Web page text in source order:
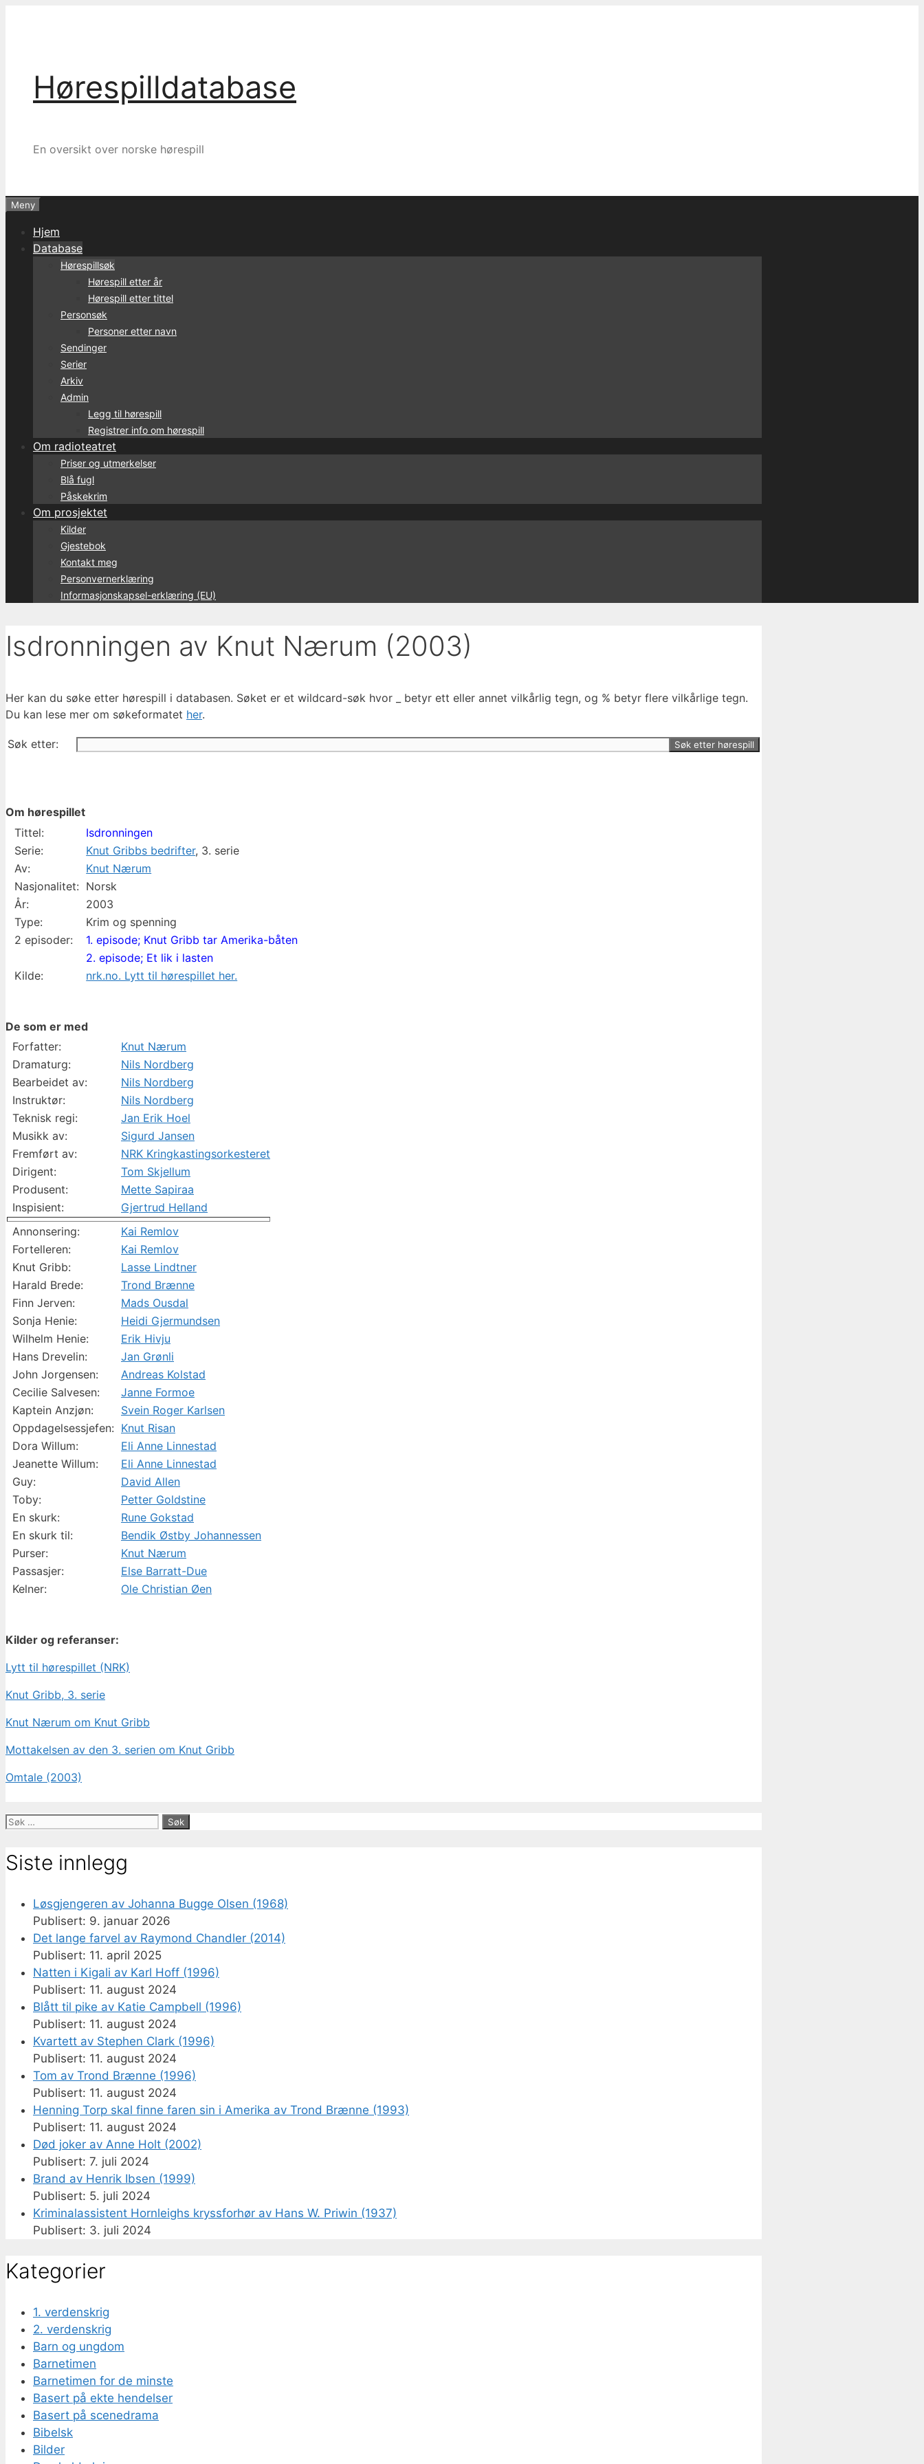
Hørespilldatabase
En oversikt over norske hørespill
Meny
Hjem
Database
Hørespillsøk
Hørespill etter år
Hørespill etter tittel
Personsøk
Personer etter navn
Sendinger
Serier
Arkiv
Admin
Legg til hørespill
Registrer info om hørespill
Om radioteatret
Priser og utmerkelser
Blå fugl
Påskekrim
Om prosjektet
Kilder
Gjestebok
Kontakt meg
Personvernerklæring
Informasjonskapsel-erklæring (EU)
Isdronningen av Knut Nærum (2003)
Her kan du søke etter hørespill i databasen. Søket er et wildcard-søk hvor _ betyr ett eller annet vilkårlig tegn, og % betyr flere vilkårlige tegn.
Du kan lese mer om søkeformatet her.
Søk etter:
Om hørespillet
Tittel:
Isdronningen
Serie:
Knut Gribbs bedrifter, 3. serie
Av:
Knut Nærum
Nasjonalitet: Norsk
År:
2003
Type:
Krim og spenning
2 episoder:
1. episode; Knut Gribb tar Amerika-båten
2. episode; Et lik i lasten
Kilde:
nrk.no. Lytt til hørespillet her.
De som er med
Forfatter:
Knut Nærum
Dramaturg:
Nils Nordberg
Bearbeidet av:
Nils Nordberg
Instruktør:
Nils Nordberg
Teknisk regi:
Jan Erik Hoel
Musikk av:
Sigurd Jansen
Fremført av:
NRK Kringkastingsorkesteret
Dirigent:
Tom Skjellum
Produsent:
Mette Sapiraa
Inspisient:
Gjertrud Helland
Annonsering:
Kai Remlov
Fortelleren:
Kai Remlov
Knut Gribb:
Lasse Lindtner
Harald Brede:
Trond Brænne
Finn Jerven:
Mads Ousdal
Sonja Henie:
Heidi Gjermundsen
Wilhelm Henie:
Erik Hivju
Hans Drevelin:
Jan Grønli
John Jorgensen:
Andreas Kolstad
Cecilie Salvesen:
Janne Formoe
Kaptein Anzjøn:
Svein Roger Karlsen
Oppdagelsessjefen: Knut Risan
Dora Willum:
Eli Anne Linnestad
Jeanette Willum:
Eli Anne Linnestad
Guy:
David Allen
Toby:
Petter Goldstine
En skurk:
Rune Gokstad
En skurk til:
Bendik Østby Johannessen
Purser:
Knut Nærum
Passasjer:
Else Barratt-Due
Kelner:
Ole Christian Øen
Kilder og referanser:
Lytt til hørespillet (NRK)
Knut Gribb, 3. serie
Knut Nærum om Knut Gribb
Mottakelsen av den 3. serien om Knut Gribb
Omtale (2003)
Søk
Siste innlegg
Løsgjengeren av Johanna Bugge Olsen (1968)
9. januar 2026
Det lange farvel av Raymond Chandler (2014)
11. april 2025
Natten i Kigali av Karl Hoff (1996)
11. august 2024
Blått til pike av Katie Campbell (1996)
11. august 2024
Kvartett av Stephen Clark (1996)
11. august 2024
Tom av Trond Brænne (1996)
11. august 2024
Henning Torp skal finne faren sin i Amerika av Trond Brænne (1993)
11. august 2024
Død joker av Anne Holt (2002)
7. juli 2024
Brand av Henrik Ibsen (1999)
5. juli 2024
Kriminalassistent Hornleighs kryssforhør av Hans W. Priwin (1937)
3. juli 2024
Kategorier
1. verdenskrig
2. verdenskrig
Barn og ungdom
Barnetimen
Barnetimen for de minste
Basert på ekte hendelser
Basert på scenedrama
Bibelsk
Bilder